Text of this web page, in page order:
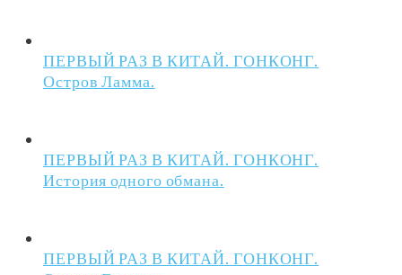
ПЕРВЫЙ РАЗ В КИТАЙ. ГОНКОНГ.
Остров Ламма.
ПЕРВЫЙ РАЗ В КИТАЙ. ГОНКОНГ.
История одного обмана.
ПЕРВЫЙ РАЗ В КИТАЙ. ГОНКОНГ.